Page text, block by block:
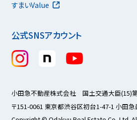
公式SNSアカウント
すまいValue
小田急不動産株式会社 国土交通大臣(15)
〒151-0061 東京都渋谷区初台1-47-1 小田急